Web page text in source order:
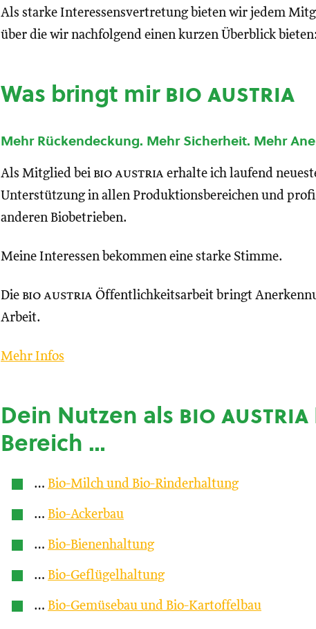
Als starke Interessensvertretung bieten wir jedem
über die wir nachfolgend einen kurzen Überblick bieten:
Was bringt mirbio austria
Mehr Rückendeckung. Mehr Sicherheit. Mehr
Als Mitglied bei bio austria erhalte ich laufend
Unterstützung in allen Produktionsbereichen und
anderen Biobetrieben.
Meine Interessen bekommen eine starke Stimme.
Die bio austria Öffentlichkeitsarbeit bringt
Arbeit.
Mehr Infos
Dein Nutzen als bio austria
Bereich …
… Bio-Milch und Bio-Rinderhaltung
… Bio-Ackerbau
… Bio-Bienenhaltung
… Bio-Geflügelhaltung
… Bio-Gemüsebau und Bio-Kartoffelbau